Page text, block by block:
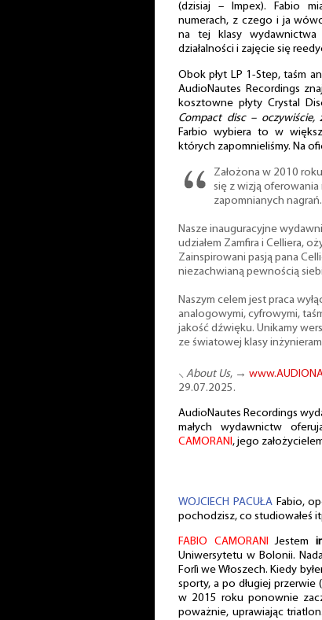
(dzisiaj – Impex). Fabio
numerach, z czego i ja
na tej klasy
działalności i zajęcie się
Obok płyt LP 1-Step, taśm
AudioNautes Recordings
kosztowne płyty Crystal
Compact disc – oczywiście,
Farbio wybiera to w
których zapomnieliśmy. Na
Założona w 2010
się z wizją
zapomnianych nagrań.
Nasze inauguracyjne
udziałem Zamfira i Celliera,
Zainspirowani pasją pana
niezachwianą pewnością
Naszym celem jest praca
analogowymi, cyfrowymi,
jakość dźwięku. Unikamy
ze światowej klasy
⸜ About Us, →
29.07.2025.
AudioNautes Recordings
małych wydawnictw
CAMORANI, jego
WOJCIECH PACUŁAFabio,
pochodzisz, co studiowałeś
FABIO CAMORANI Jestem
Uniwersytetu w Bolonii.
Forlì we Włoszech. Kiedy
sporty, a po długiej
w 2015 roku ponownie
poważnie, uprawiając